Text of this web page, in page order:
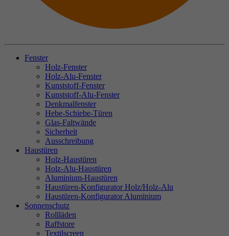
Fenster
Holz-Fenster
Holz-Alu-Fenster
Kunststoff-Fenster
Kunststoff-Alu-Fenster
Denkmalfenster
Hebe-Schiebe-Türen
Glas-Faltwände
Sicherheit
Ausschreibung
Haustüren
Holz-Haustüren
Holz-Alu-Haustüren
Aluminium-Haustüren
Haustüren-Konfigurator Holz/Holz-Alu
Haustüren-Konfigurator Aluminium
Sonnenschutz
Rollläden
Raffstore
Textilscreen